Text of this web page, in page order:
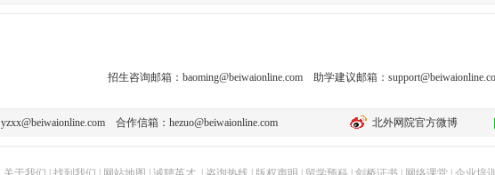
招生咨询邮箱： baoming@beiwaionline.com助学建议邮箱：
yzxx@beiwaionline.com 合作信箱： hezuo@beiwaionline.com 北外网院官方微博